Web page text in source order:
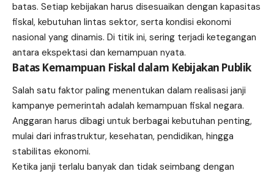
batas. Setiap kebijakan harus disesuaikan dengan kapasitas
fiskal, kebutuhan lintas sektor, serta kondisi ekonomi
nasional yang dinamis. Di titik ini, sering terjadi ketegangan
antara ekspektasi dan kemampuan nyata.
Batas Kemampuan Fiskal dalam Kebijakan Publik
Salah satu faktor paling menentukan dalam realisasi janji
kampanye pemerintah adalah kemampuan fiskal negara.
Anggaran harus dibagi untuk berbagai kebutuhan penting,
mulai dari infrastruktur, kesehatan, pendidikan, hingga
stabilitas ekonomi.
Ketika janji terlalu banyak dan tidak seimbang dengan